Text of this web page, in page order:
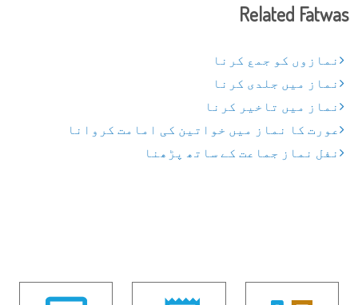
Related Fatwas
نمازوں کو جمع کرنا
نماز میں جلدی کرنا
نماز میں تاخیر کرنا
عورت کا نماز میں خواتین کی امامت کروانا
نفل نماز جماعت کے ساتھ پڑھنا